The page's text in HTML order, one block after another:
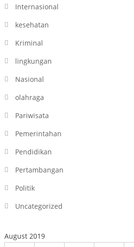
Internasional
kesehatan
Kriminal
lingkungan
Nasional
olahraga
Pariwisata
Pemerintahan
Pendidikan
Pertambangan
Politik
Uncategorized
August 2019